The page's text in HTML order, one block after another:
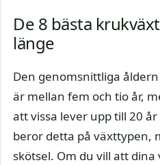
De 8 bästa
länge
Den genomsnittliga
är mellan fem och tio år,
att vissa lever upp till 20
beror detta på växttypen,
skötsel. Om du vill att